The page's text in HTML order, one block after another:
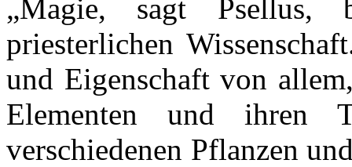
„Magie, sagt
priesterlichen
und Eigenschaft von
Elementen und ihren
verschiedenen Pflanzen